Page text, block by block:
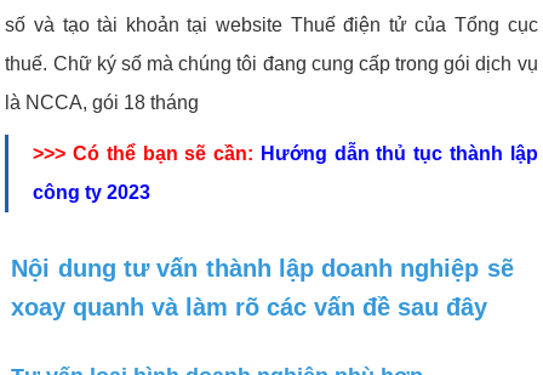
số và tạo tài khoản tại website Thuế điện tử của Tổng cục
thuế. Chữ ký số mà chúng tôi đang cung cấp trong gói dịch vụ
là NCCA, gói 18 tháng
>>> Có thể bạn sẽ cần: Hướng dẫn thủ tục thành lập
công ty 2023
Nội dung tư vấn thành lập doanh nghiệp sẽ
xoay quanh và làm rõ các vấn đề sau đây